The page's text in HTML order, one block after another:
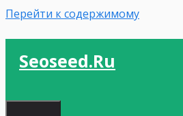
Перейти к содержимому
Seoseed.ru